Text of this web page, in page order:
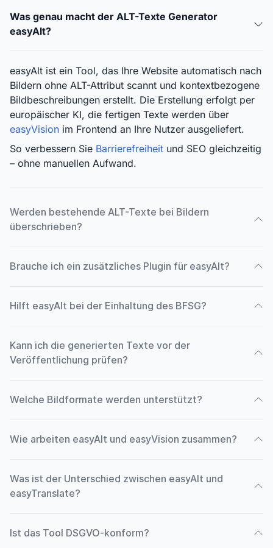
Was genau macht der ALT-Texte Generator
easyAlt?
easyAlt ist ein Tool, das Ihre Website automatisch nach
Bildern ohne ALT-Attribut scannt und kontextbezogene
Bildbeschreibungen erstellt. Die Erstellung erfolgt per
europäischer KI, die fertigen Texte werden über
easyVision im Frontend an Ihre Nutzer ausgeliefert.
So verbessern Sie Barrierefreiheit und SEO gleichzeitig
– ohne manuellen Aufwand.
Werden bestehende ALT-Texte bei Bildern
überschrieben?
Brauche ich ein zusätzliches Plugin für easyAlt?
Hilft easyAlt bei der Einhaltung des BFSG?
Kann ich die generierten Texte vor der
Veröffentlichung prüfen?
Welche Bildformate werden unterstützt?
Wie arbeiten easyAlt und easyVision zusammen?
Was ist der Unterschied zwischen easyAlt und
easyTranslate?
Ist das Tool DSGVO-konform?